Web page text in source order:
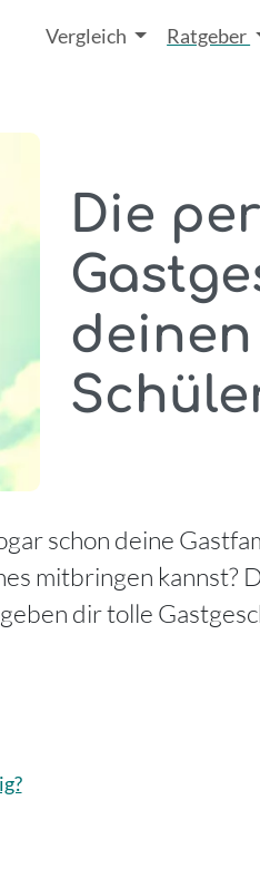
Vergleich Ratgeber
Die
deinen
schon deine
mitbringen kannst?
dir tolle